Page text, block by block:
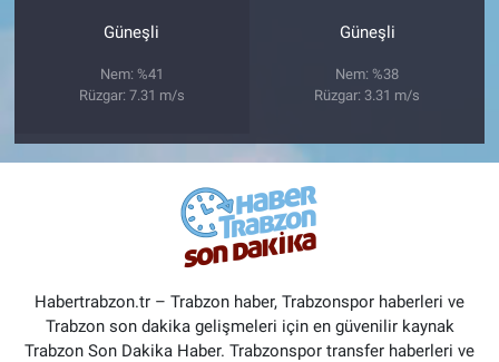
Güneşli
Nem: %41
Rüzgar: 7.31 m/s
Güneşli
Nem: %38
Rüzgar: 3.31 m/s
Habertrabzon.tr – Trabzon haber, Trabzonspor haberleri ve
Trabzon son dakika gelişmeleri için en güvenilir kaynak
Trabzon Son Dakika Haber. Trabzonspor transfer haberleri ve